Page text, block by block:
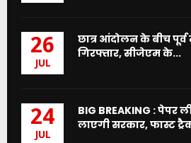
26
JUL
छात्र आंदोलन के बीच पूर्व
गिरफ्तार, सीजेएम के...
24
JUL
BIG BREAKING :
लाएगी सरकार, फास्ट